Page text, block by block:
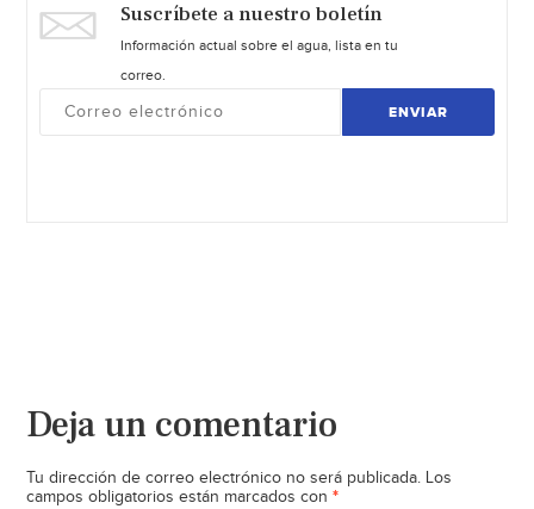
Suscríbete a nuestro boletín
Información actual sobre el agua, lista en tu
correo.
ENVIAR
Deja un comentario
Tu dirección de correo electrónico no será publicada. Los
campos obligatorios están marcados con *